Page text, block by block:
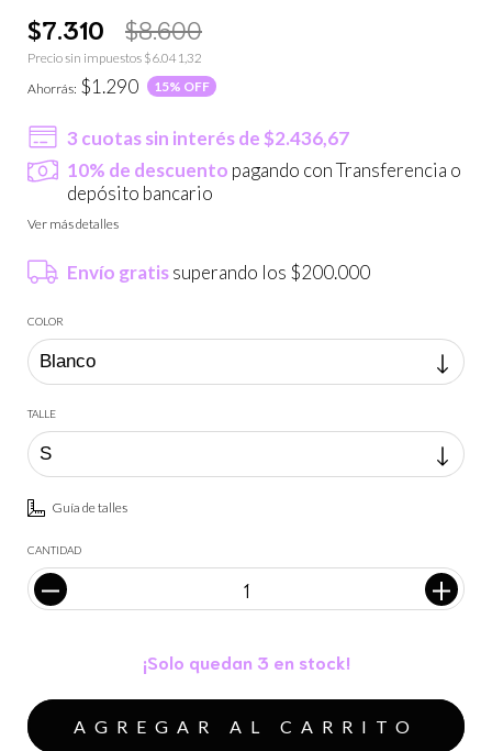
$7.310 $8.600
Precio sin impuestos $6.041,32
Ahorrás: $1.290 15% OFF
3 cuotas sin interés de$2.436,67
10% de descuento pagando con Transferencia o
depósito bancario
Ver más detalles
Envío gratissuperando los $200.000
COLOR
TALLE
Guía de talles
CANTIDAD
¡Solo quedan 3 en stock!